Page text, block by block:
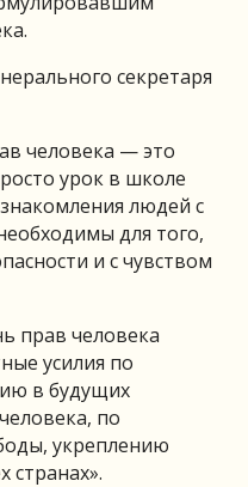
секретаря
человека — это
урок в школе
людей с
для того,
и с чувством
прав человека
усилия по
в будущих
по
укреплению
странах».